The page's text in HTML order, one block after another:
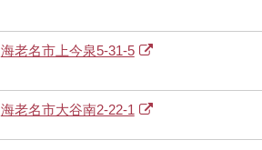
海老名市上今泉5-31-5
海老名市大谷南2-22-1